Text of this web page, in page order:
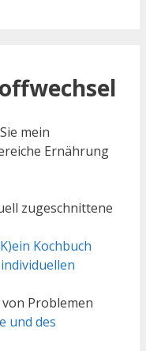
mein
Ernährung
zugeschnittene
Kochbuch
Problemen
und des